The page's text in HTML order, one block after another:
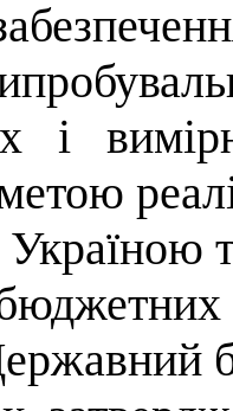
і
Україною